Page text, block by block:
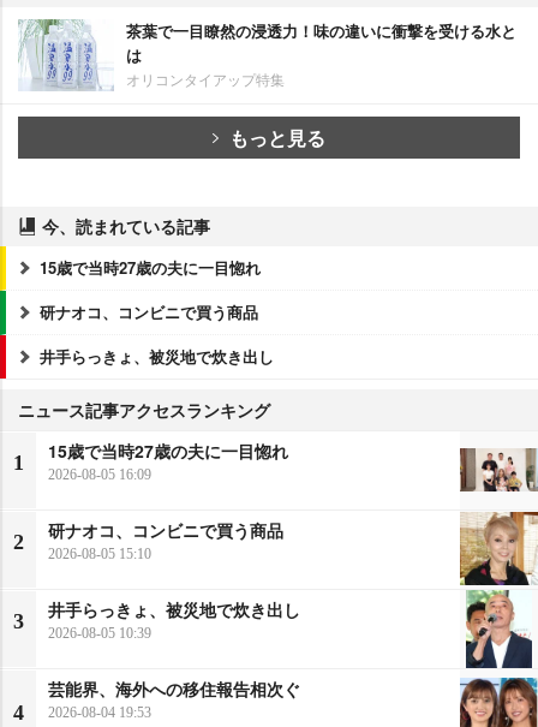
茶葉で一目瞭然の浸透力！味の違いに衝撃を受ける水と
は
オリコンタイアップ特集
もっと見る
今、読まれている記事
15歳で当時27歳の夫に一目惚れ
研ナオコ、コンビニで買う商品
井手らっきょ、被災地で炊き出し
ニュース記事アクセスランキング
1
15歳で当時27歳の夫に一目惚れ
2026-08-05 16:09
2
研ナオコ、コンビニで買う商品
2026-08-05 15:10
3
井手らっきょ、被災地で炊き出し
2026-08-05 10:39
4
芸能界、海外への移住報告相次ぐ
2026-08-04 19:53